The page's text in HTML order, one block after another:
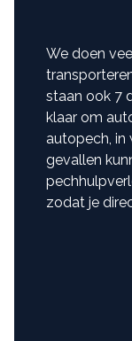
We doen
staan ook 7
klaar om
autopech, in
gevallen
zodat je